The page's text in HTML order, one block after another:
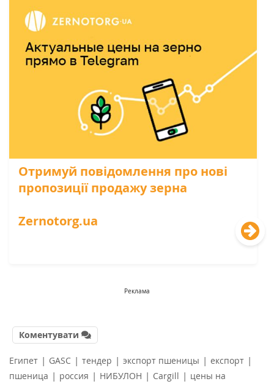
Отримуй повідомлення про нові
пропозиції продажу зерна
Zernotorg.ua
Реклама
Коментувати
Египет | GASC | тендер | экспорт пшеницы | експорт |
пшеница | россия | НИБУЛОН | Cargill | цены на